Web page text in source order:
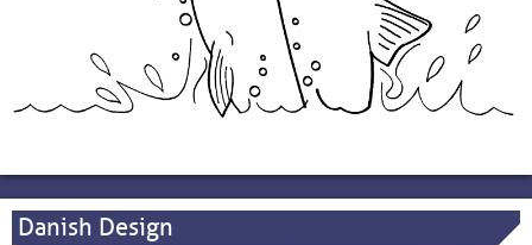
Danish Design